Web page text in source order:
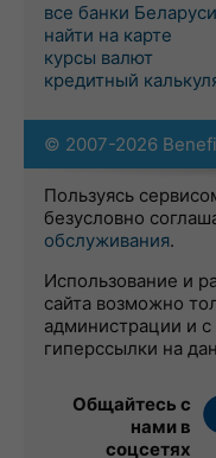
все банки Беларуси
найти на карте
курсы валют
кредитный
© 2007-2026
Пользуясь
безусловно
обслуживания.
Использование и
сайта возможно
администрации и с
гиперссылки на
Общайтесь с
нами в
соцсетях